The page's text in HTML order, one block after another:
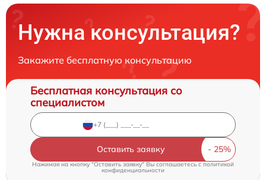
Нужна консультация?
Закажите бесплатную консультацию
Бесплатная консультация со
специалистом
Оставить заявку
Нажимая на кнопку "Оставить заявку" Вы соглашаетесь cполитикой
конфиденциальности